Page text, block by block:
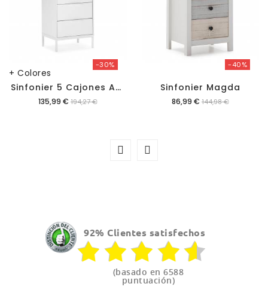
+ Colores
-30%
S
Infonier 5 Cajones Auran
Precio
135,99 € 194,27 €
-40%
Sinfonier Magda
Precio
86,99 € 144,98 €
92% Clientes satisfechos
(basado en 6588
puntuación)